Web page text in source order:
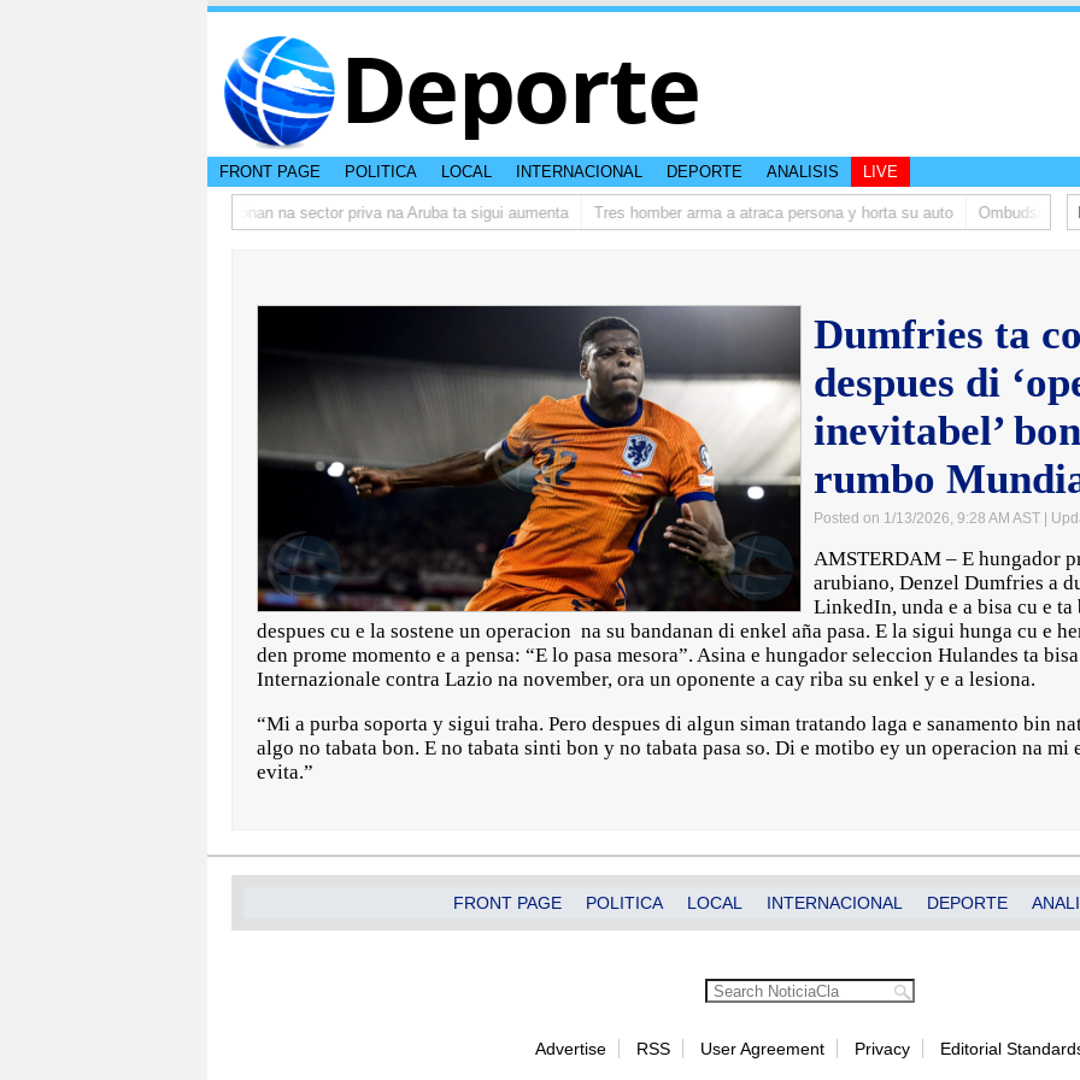
Deporte
FRONT PAGE POLITICA LOCAL INTERNACIONAL DEPORTE ANALISIS LIVE
Prestamonan na sector priva na Aruba ta sigui aumenta Tres homber arma a atraca persona y horta su auto Ombudsman ta
Dumfries ta
despues di
inevitabel’
rumbo
Posted on 1/13/2026, 9:28 AM AST |
AMSTERDAM – E hungador
arubiano, Denzel Dumfries a
LinkedIn, unda e a bisa cu e
despues cu e la sostene un operacion na su bandanan di enkel aña pasa. E la sigui hunga cu e
den prome momento e a pensa: “E lo pasa mesora”. Asina e hungador seleccion Hulandes ta
Internazionale contra Lazio na november, ora un oponente a cay riba su enkel y e a lesiona.
“Mi a purba soporta y sigui traha. Pero despues di algun siman tratando laga e sanamento bin
algo no tabata bon. E no tabata sinti bon y no tabata pasa so. Di e motibo ey un operacion na mi
evita.”
FRONT PAGE POLITICA LOCAL INTERNACIONAL DEPORTE
Advertise RSS User Agreement Privacy Editorial